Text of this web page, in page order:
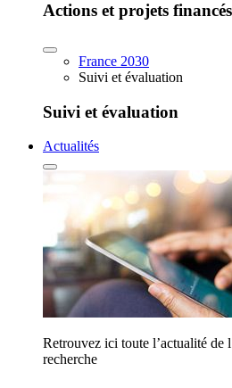
Actions et projets financés
France 2030
Suivi et évaluation
Suivi et évaluation
Actualités
Retrouvez ici toute l’actualité de
recherche